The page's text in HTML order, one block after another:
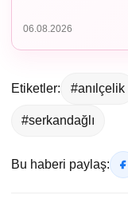
06.08.2026
Etiketler: #anılçelik
#serkandağlı
Bu haberi paylaş: